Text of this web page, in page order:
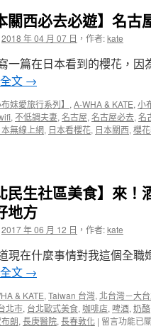
關西必去必遊】名
2018 年 04 月 07 日 ， 作者:kate
一篇在日本看到的櫻花，
文 →
布妹愛旅行系列】 , A-WHA & KATE, 小
, 不低調夫妻, 名古屋, 名古屋必去, 名
本無線上網, 日本看櫻花, 日本關西, 櫻
民生社區美食】來
地方
2017 年 06 月 12 日 ， 作者:kate
現在什麼事情對我這個全
文 →
& KATE, Taiwan 台灣, 北台灣－大
北市, 台北歐式美食, 咖啡店, 啤酒, 奶酪
朗, 長庚醫院, 長春敦化 | 在
留言功能已